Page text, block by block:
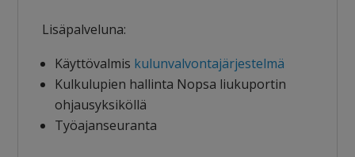
Lisäpalveluna:
Käyttövalmis kulunvalvontajärjestelmä
Kulkulupien hallinta Nopsa liukuportin
ohjausyksiköllä
Työajanseuranta